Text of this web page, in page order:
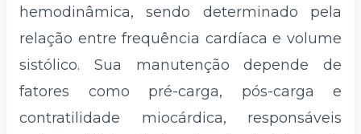
hemodinâmica, sendo determinado pela
relação entre frequência cardíaca e volume
sistólico. Sua manutenção depende de
fatores como pré-carga, pós-carga e
contratilidade miocárdica, responsáveis